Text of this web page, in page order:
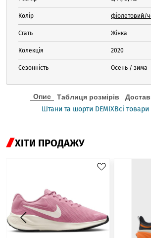
Колір фіолетовий/
Стать Жінка
Колекція 2020
Сезонність Осень / зима
Опис Таблиця розмірів
Штани та шорти DEMIXВсі товари
ХІТИ ПРОДАЖУ